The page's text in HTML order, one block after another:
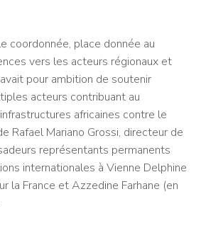
coordonnée, place donnée au
vers les acteurs régionaux et
pour ambition de soutenir
acteurs contribuant au
africaines contre le
Rafael Mariano Grossi, directeur de
représentants permanents
internationales à Vienne Delphine
la France et Azzedine Farhane (en